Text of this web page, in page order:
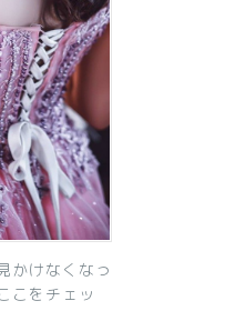
かけなくなっ
こをチェッ